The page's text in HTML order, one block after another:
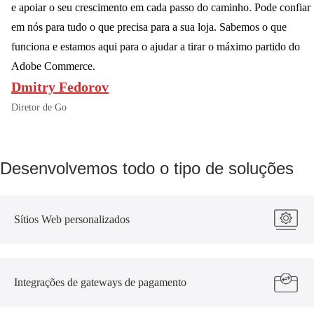
e apoiar o seu crescimento em cada passo do caminho. Pode confiar
em nós para tudo o que precisa para a sua loja. Sabemos o que
funciona e estamos aqui para o ajudar a tirar o máximo partido do
Adobe Commerce.
Dmitry Fedorov
Diretor de Go
Desenvolvemos todo o tipo de soluções
Sítios Web personalizados
Integrações de gateways de pagamento